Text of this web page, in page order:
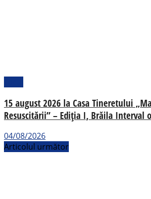
15 august 2026 la Casa Tineretului
Resuscitării” – Ediția I, Brăila Interval
04/08/2026
Articolul următor